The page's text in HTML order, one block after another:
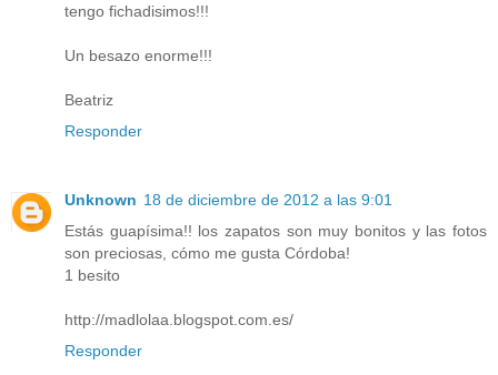
tengo fichadisimos!!!
Un besazo enorme!!!
Beatriz
Responder
Unknown 18 de diciembre de 2012 a las 9:01
Estás guapísima!! los zapatos son muy bonitos y las fotos
son preciosas, cómo me gusta Córdoba!
1 besito
http://madlolaa.blogspot.com.es/
Responder